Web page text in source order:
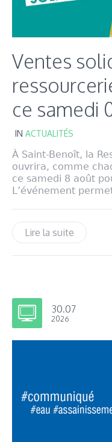
Ventes
ce samedi
IN ACTUALITÉS
À Saint-Benoît, la
ouvrira, comme
ce samedi 8 août
L’événement
Lire la suite
30.07
2026